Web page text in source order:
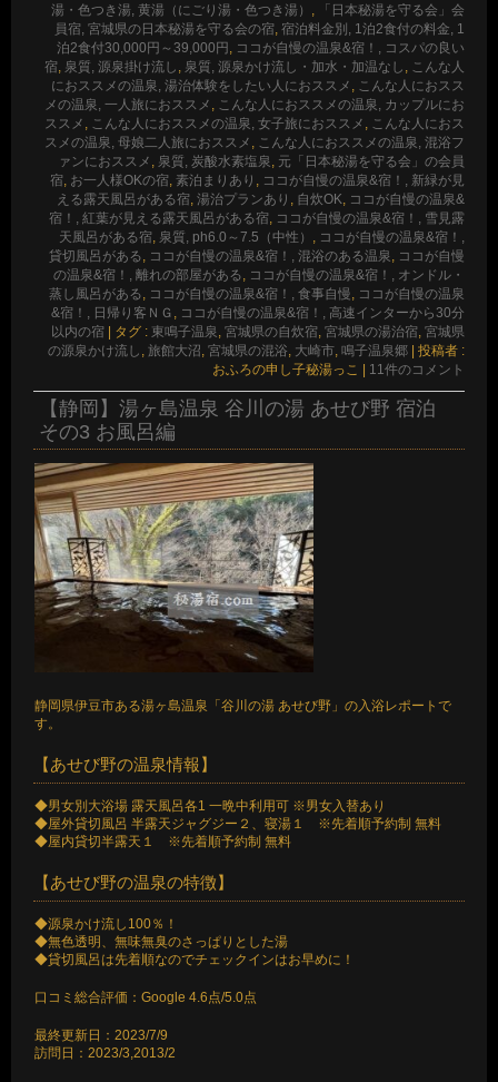
湯・色つき湯, 黄湯（にごり湯・色つき湯） ,
「日本秘湯を守る会」会
員宿, 宮城県の日本秘湯を守る会の宿, 宿泊料金別, 1泊2食付の料金, 1
泊2食付30,000円～39,000円 , ココが自慢の温泉&宿！, コスパの良い
宿, 泉質, 源泉掛け流し , 泉質, 源泉かけ流し・加水・加温なし , こんな人
におススメの温泉, 湯治体験をしたい人におススメ , こんな人におスス
メの温泉, 一人旅におススメ , こんな人におススメの温泉, カップルにお
ススメ , こんな人におススメの温泉, 女子旅におススメ , こんな人におス
スメの温泉, 母娘二人旅におススメ , こんな人におススメの温泉, 混浴フ
ァンにおススメ , 泉質, 炭酸水素塩泉, 元「日本秘湯を守る会」の会員
宿, お一人様OKの宿, 素泊まりあり , ココが自慢の温泉&宿！, 新緑が見
える露天風呂がある宿, 湯治プランあり , 自炊OK, ココが自慢の温泉&
宿！, 紅葉が見える露天風呂がある宿, ココが自慢の温泉&宿！, 雪見露
天風呂がある宿, 泉質, ph6.0～7.5（中性） , ココが自慢の温泉&宿！,
貸切風呂がある, ココが自慢の温泉&宿！, 混浴のある温泉, ココが自慢
の温泉&宿！, 離れの部屋がある, ココが自慢の温泉&宿！, オンドル・
蒸し風呂がある, ココが自慢の温泉&宿！, 食事自慢, ココが自慢の温泉
&宿！, 日帰り客ＮＧ , ココが自慢の温泉&宿！, 高速インターから30分
以内の宿
タグ : 東鳴子温泉, 宮城県の自炊宿, 宮城県の湯治宿, 宮城県
の源泉かけ流し , 旅館大沼, 宮城県の混浴, 大崎市, 鳴子温泉郷
投稿者 :
おふろの申し子秘湯っこ
11件のコメント
【静岡】湯ヶ島温泉 谷川の湯 あせび野 宿泊
その3 お風呂編
静岡県伊豆市ある湯ヶ島温泉「谷川の湯 あせび野」の入浴レポートで
す。
【あせび野の温泉情報】
◆男女別大浴場 露天風呂各1 一晩中利用可 ※男女入替あり
◆屋外貸切風呂 半露天ジャグジー２、寝湯１ ※先着順予約制 無料
◆屋内貸切半露天１ ※先着順予約制 無料
【あせび野の温泉の特徴】
◆源泉かけ流し100％！
◆無色透明、無味無臭のさっぱりとした湯
◆貸切風呂は先着順なのでチェックインはお早めに！
口コミ総合評価：Google 4.6点/5.0点
最終更新日：2023/7/9
訪問日：2023/3,2013/2